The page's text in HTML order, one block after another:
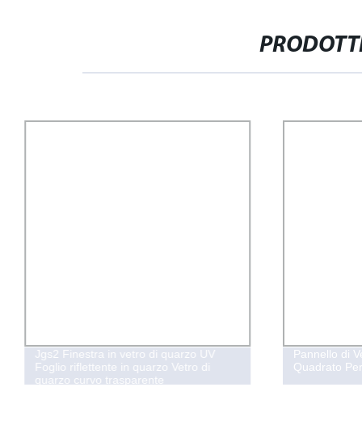
Jgs2 Finestra in vetro di quarzo UV
Foglio riflettente in quarzo Vetro di
quarzo curvo trasparente
Pannello di
Quadrato